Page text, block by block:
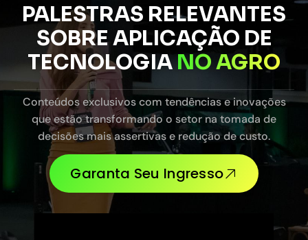
PALESTRAS RELEVANTES
SOBRE APLICAÇÃO DE
TECNOLOGIANO AGRO
Conteúdos exclusivos com tendências e inovações
que estão transformando o setor na tomada de
decisões mais assertivas e redução de custo.
Garanta Seu Ingresso